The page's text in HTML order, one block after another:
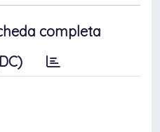
completa